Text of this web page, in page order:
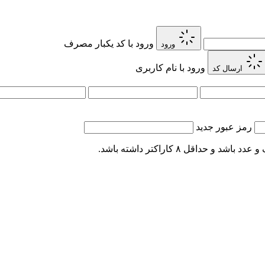
ورود ورود با کد یکبار مصرف
ارسال کد ورود با نام کاربری
رمز عبور جدید
۸ کاراکتر داشته باشد.